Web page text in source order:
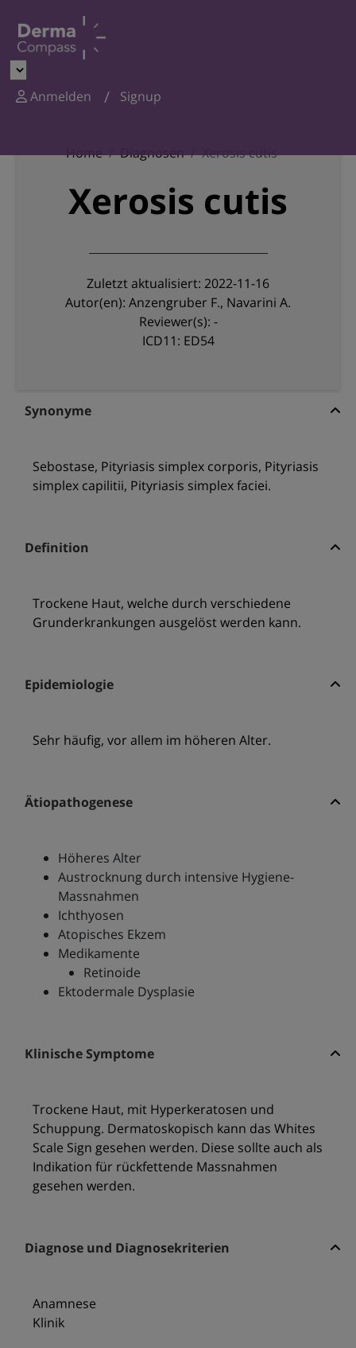
Anmelden Signup
Home Diagnosen Xerosis cutis
Xerosis cutis
Zuletzt aktualisiert: 2022-11-16
Autor(en): Anzengruber F., Navarini A.
Reviewer(s): -
ICD11: ED54
Synonyme
Sebostase, Pityriasis simplex corporis, Pityriasis
simplex capilitii, Pityriasis simplex faciei.
Definition
Trockene Haut, welche durch verschiedene
Grunderkrankungen ausgelöst werden kann.
Epidemiologie
Sehr häufig, vor allem im höheren Alter.
Ätiopathogenese
Höheres Alter
Austrocknung durch intensive Hygiene-
Massnahmen
Ichthyosen
Atopisches Ekzem
Medikamente
Retinoide
Ektodermale Dysplasie
Klinische Symptome
Trockene Haut, mit Hyperkeratosen und
Schuppung. Dermatoskopisch kann das Whites
Scale Sign gesehen werden. Diese sollte auch als
Indikation für rückfettende Massnahmen
gesehen werden.
Diagnose und Diagnosekriterien
Anamnese
Klinik